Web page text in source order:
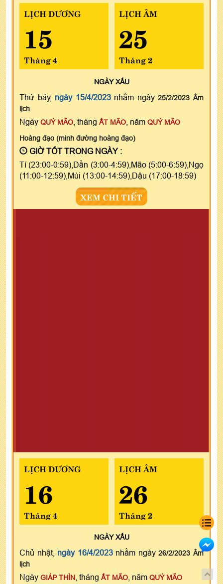
LỊCH DƯƠNG
15
Tháng 4
LỊCH ÂM
25
Tháng 2
NGÀYXẤU
Thứ bảy, ngày 15/4/2023nhằm ngày25/2/2023 Âm
lịch
Ngày QUÝ MÃO , tháng ẤT MÃO , năm QUÝ MÃO
Hoàng đạo (minh đường hoàng đạo)
GIỜ TỐT TRONG NGÀY :
Tí (23:00-0:59),Dần (3:00-4:59),Mão (5:00-6:59),Ngọ
(11:00-12:59),Mùi (13:00-14:59),Dậu (17:00-18:59)
XEM CHI TIẾT
LỊCH DƯƠNG
16
Tháng 4
LỊCH ÂM
26
Tháng 2
NGÀYXẤU
Chủ nhật, ngày 16/4/2023nhằm ngày26/2/2023 Âm
lịch
Ngày GIÁP THÌN , tháng ẤT MÃO , năm QUÝ MÃO